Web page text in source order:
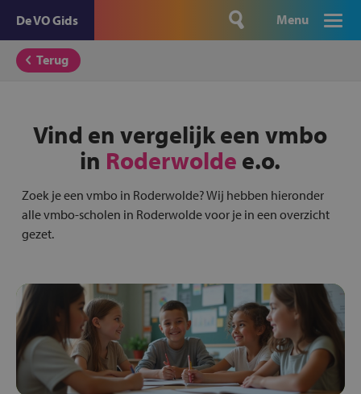
De VO Gids Menu
Terug
Vind en vergelijk een vmbo
in Roderwolde e.o.
Zoek je een vmbo in Roderwolde? Wij hebben hieronder
alle vmbo-scholen in Roderwolde voor je in een overzicht
gezet.